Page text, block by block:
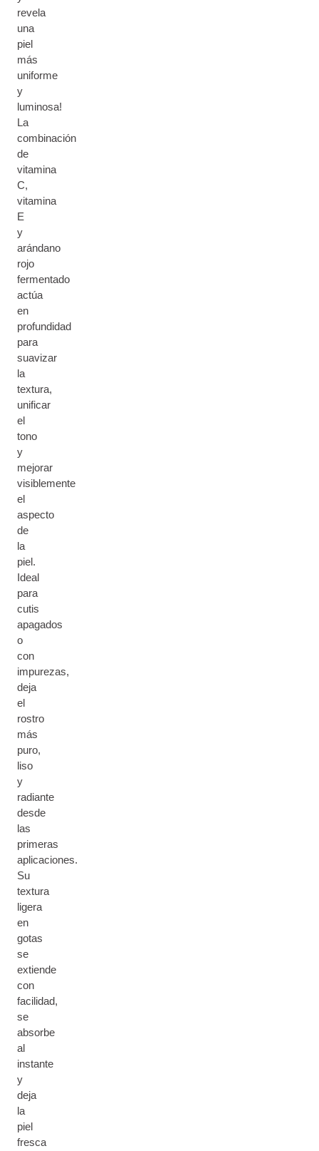
revela
una
piel
más
uniforme
y
luminosa!
La
combinación
de
vitamina
C,
vitamina
E
y
arándano
rojo
fermentado
actúa
en
profundidad
para
suavizar
la
textura,
unificar
el
tono
y
mejorar
visiblemente
el
aspecto
de
la
piel.
Ideal
para
cutis
apagados
o
con
impurezas,
deja
el
rostro
más
puro,
liso
y
radiante
desde
las
primeras
aplicaciones.
Su
textura
ligera
en
gotas
se
extiende
con
facilidad,
se
absorbe
al
instante
y
deja
la
piel
fresca